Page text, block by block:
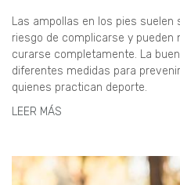
Las ampollas en los pies suelen
riesgo de complicarse y pueden
curarse completamente. La
diferentes medidas para
quienes practican deporte.
LEER MÁS